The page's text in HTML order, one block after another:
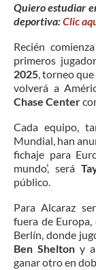
Quiero estudiar
deportiva:Clic
Recién
primeros
2025, torneo
volverá a
Chase Center
Cada equipo,
Mundial, han
fichaje para
mundo’, será
público.
Para Alcaraz
fuera de
Berlín, donde
Ben Shelton y
ganar otro en